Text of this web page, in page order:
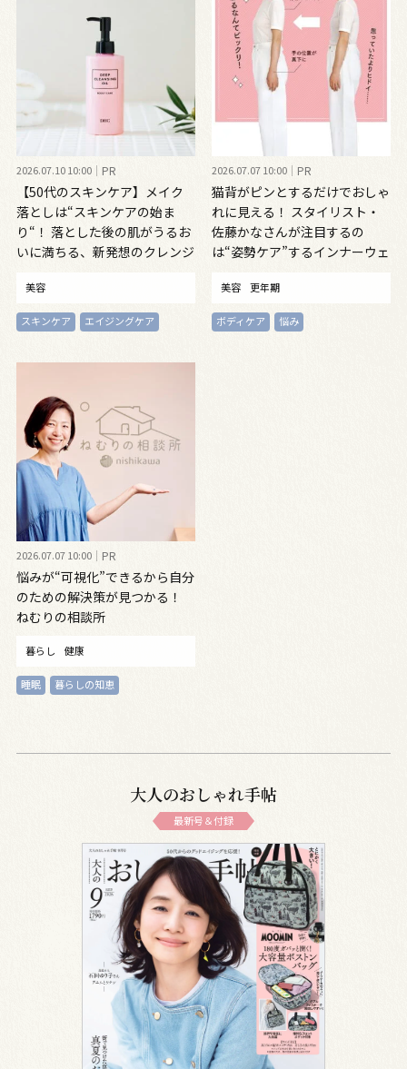
2026.07.10 10:00 PR
【50代のスキンケア】メイク
落としは“スキンケアの始ま
り“！ 落とした後の肌がうるお
いに満ちる、新発想のクレンジ
美容
スキンケア エイジングケア
2026.07.07 10:00 PR
猫背がピンとするだけでおしゃ
れに見える！ スタイリスト・
佐藤かなさんが注目するの
は“姿勢ケア”するインナーウェ
美容 更年期
ボディケア 悩み
2026.07.07 10:00 PR
悩みが“可視化”できるから自分
のための解決策が見つかる！
ねむりの相談所
暮らし 健康
睡眠 暮らしの知恵
大人のおしゃれ手帖
最新号＆付録